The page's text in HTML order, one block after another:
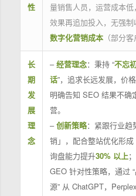
性
量销售人员，运营成本
效果再追加投入，无强
数字化营销成本（部分客
长
期
发
展
理
念
–经营理念：秉持 “不忘
话”，追求长远发展，价
明确告知 SEO 结果不确
营。
–创新策略：紧跟行业趋
销」，配合整站优化形成
询盘能力提升30% 以上
GEO 针对性策略，通过
源” 从 ChatGPT，